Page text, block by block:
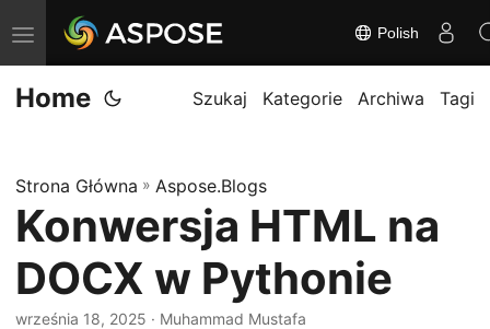
P
r
z
ą
c
n
a
Polish
Home Szukaj Kategorie Archiwa Tagi
Strona Główna » Aspose.Blogs
Konwersja HTML na
DOCX w Pythonie
września 18, 2025 · Muhammad Mustafa